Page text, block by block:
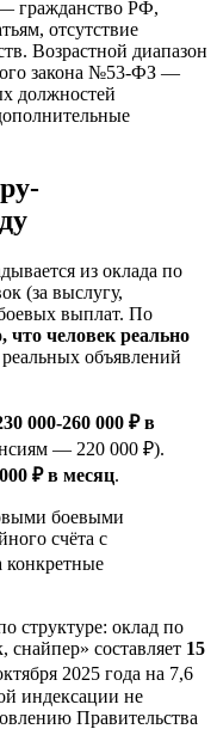
гражданство РФ,
отсутствие
Возрастной диапазон
закона №53-ФЗ —
должностей
из оклада по
(за выслугу,
выплат. По
что человек реально
объявлений
000-260 000 ₽ в
— 220 000 ₽).
₽ в месяц.
боевыми
счёта с
конкретные
структуре: оклад по
снайпер» составляет 15
2025 года на 7,6
индексации не
Правительства